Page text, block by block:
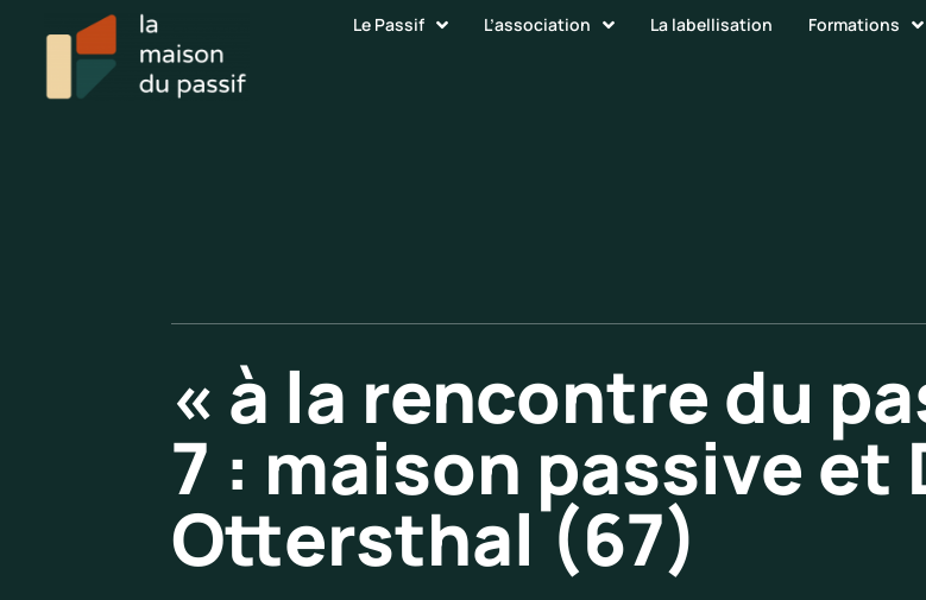
Le Passif L’association La labellisation Formations
« à la rencontre du
7 : maison passive et
Ottersthal (67)